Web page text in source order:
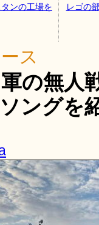
ンの工場を
レゴの
ス
の無人
ングを